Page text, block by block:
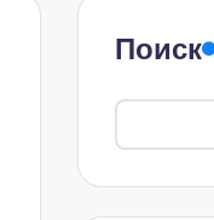
Поиск